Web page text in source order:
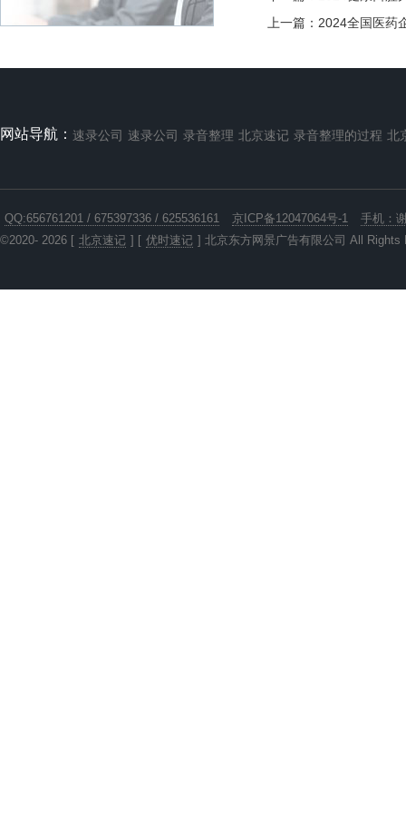
炼，现场经验丰富。
三、礼仪培训。上会员工接受过良好
四、严格的保密制度。公司有严格的
五、发票。所有结算发票，保证是经
六、诚信经营，一诺千金。
13810515560
上一篇： 2024全国医药
网站导航： 速录公司 速录公司 录音整理 北京速记 录音整理的过程 北
QQ:656761201 / 675397336 / 625536161 京ICP备12047064号-1
手机：
©2020- 2026 [ 北京速记 ] [ 优时速记 ] 北京东方网景广告有限公司 All